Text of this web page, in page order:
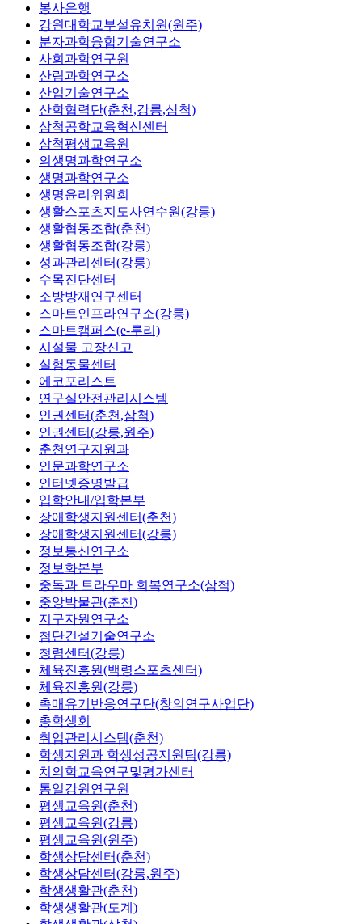
봉사은행
강원대학교부설유치원(원주)
분자과학융합기술연구소
사회과학연구원
산림과학연구소
산업기술연구소
산학협력단(춘천,강릉,삼척)
삼척공학교육혁신센터
삼척평생교육원
의생명과학연구소
생명과학연구소
생명윤리위원회
생활스포츠지도사연수원(강릉)
생활협동조합(춘천)
생활협동조합(강릉)
성과관리센터(강릉)
수목진단센터
소방방재연구센터
스마트인프라연구소(강릉)
스마트캠퍼스(e-루리)
시설물 고장신고
실험동물센터
에코포리스트
연구실안전관리시스템
인권센터(춘천,삼척)
인권센터(강릉,원주)
춘천연구지원과
인문과학연구소
인터넷증명발급
입학안내/입학본부
장애학생지원센터(춘천)
장애학생지원센터(강릉)
정보통신연구소
정보화본부
중독과 트라우마 회복연구소(삼척)
중앙박물관(춘천)
지구자원연구소
첨단건설기술연구소
청렴센터(강릉)
체육진흥원(백령스포츠센터)
체육진흥원(강릉)
촉매유기반응연구단(창의연구사업단)
총학생회
취업관리시스템(춘천)
학생지원과 학생성공지원팀(강릉)
치의학교육연구및평가센터
통일강원연구원
평생교육원(춘천)
평생교육원(강릉)
평생교육원(원주)
학생상담센터(춘천)
학생상담센터(강릉,원주)
학생생활관(춘천)
학생생활관(도계)